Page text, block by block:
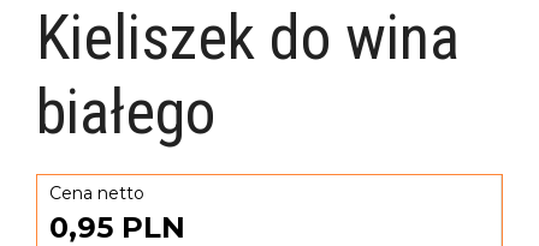
Kieliszek do wina
białego
Cena netto
0,95 PLN